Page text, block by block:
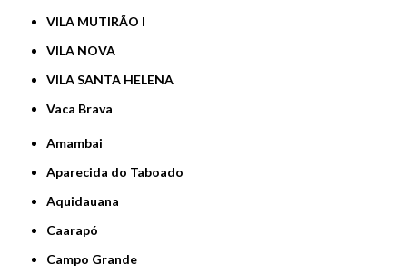
VILA MUTIRÃO I
VILA NOVA
VILA SANTA HELENA
Vaca Brava
Amambai
Aparecida do Taboado
Aquidauana
Caarapó
Campo Grande